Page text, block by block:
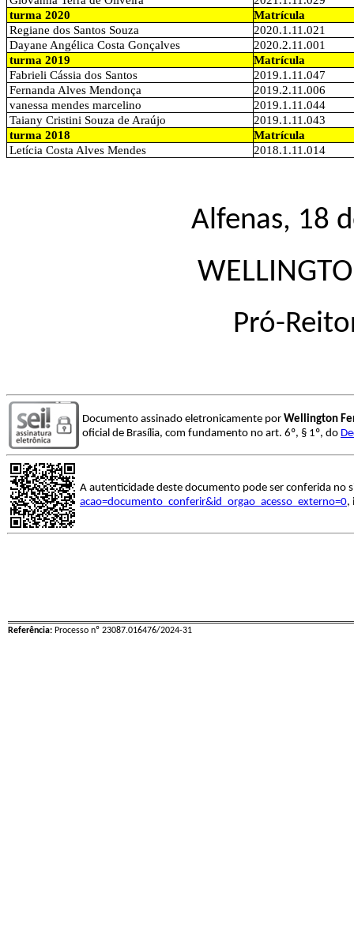
turma 2020
Matrícula
Regiane dos Santos Souza
2020.1.11.021
Dayane Angélica Costa Gonçalves
2020.2.11.001
turma 2019
Matrícula
Fabrieli Cássia dos Santos
2019.1.11.047
Fernanda Alves Mendonça
2019.2.11.006
vanessa mendes marcelino
2019.1.11.044
Taiany Cristini Souza de Araújo
2019.1.11.043
turma 2018
Matrícula
Letícia Costa Alves Mendes
2018.1.11.014
Alfenas, 18
Pró-
Documento assinado eletronicamente por Wellington
oficial de Brasília, com fundamento no art. 6º, § 1º, do
A autenticidade deste documento pode ser conferida no
acao=documento_conferir&id_orgao_acesso_externo=0,
Referência: Processo nº 23087.016476/2024-31